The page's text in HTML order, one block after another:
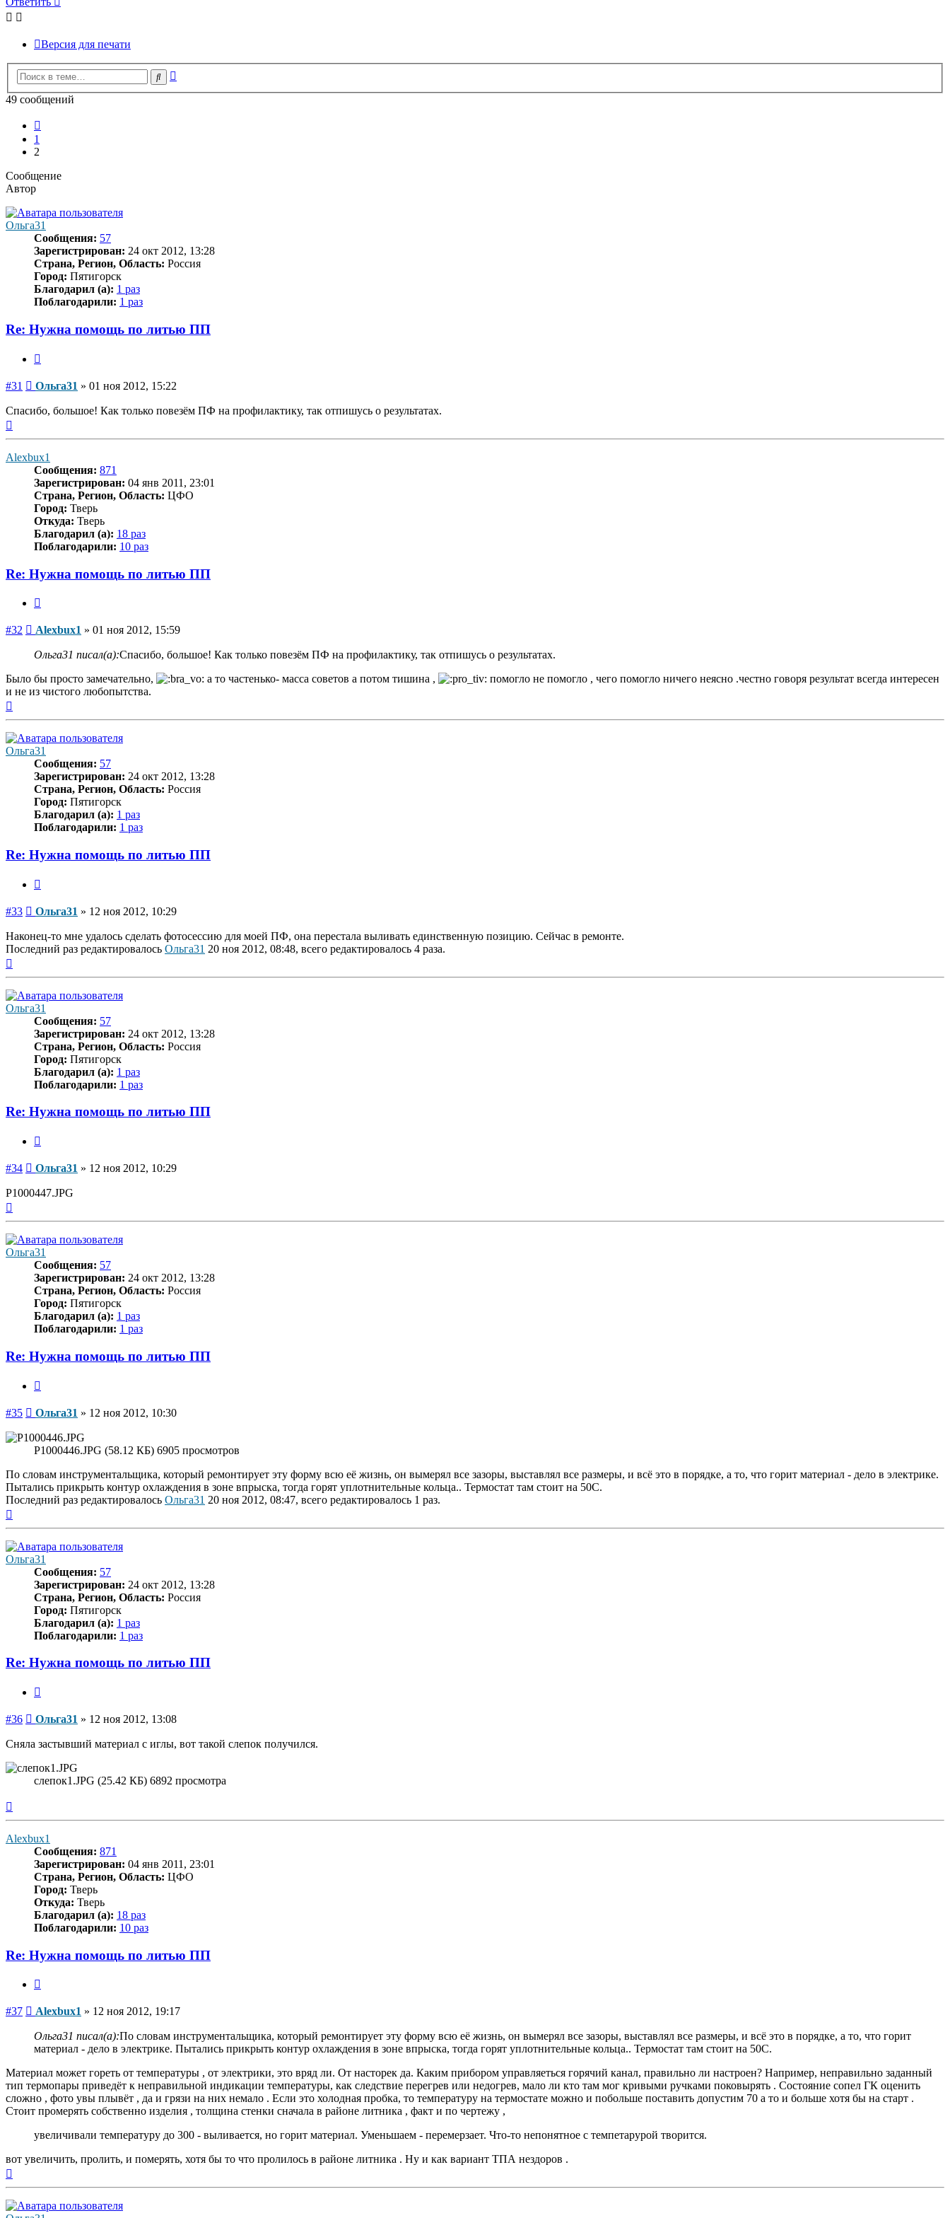
Версия для печати
Поиск
49 сообщений
1
2
Сообщение
Автор
Ольга31
Сообщения: 57
Зарегистрирован: 24 окт 2012, 13:28
Страна, Регион, Область: Россия
Город: Пятигорск
Благодарил (а): 1 раз
Поблагодарили: 1 раз
Re: Нужна помощь по литью ПП
#31 Сообщение
Ольга31 » 01 ноя 2012, 15:22
Спасибо, большое! Как только повезём ПФ на профилактику, так отпишусь о результатах.
Alexbux1
Сообщения: 871
Зарегистрирован: 04 янв 2011, 23:01
Страна, Регион, Область: ЦФО
Город: Тверь
Откуда: Тверь
Благодарил (а): 18 раз
Поблагодарили: 10 раз
Re: Нужна помощь по литью ПП
#32 Сообщение
Alexbux1 » 01 ноя 2012, 15:59
Ольга31 писал(а):Спасибо, большое! Как только повезём ПФ на профилактику, так отпишусь о результатах.
Было бы просто замечательно,
а то частенько- масса советов а потом тишина ,
помогло не помогло , чего помогло ничего неясно .честно говоря результат всегда интересен
и не из чистого любопытства.
Ольга31
Сообщения: 57
Зарегистрирован: 24 окт 2012, 13:28
Страна, Регион, Область: Россия
Город: Пятигорск
Благодарил (а): 1 раз
Поблагодарили: 1 раз
Re: Нужна помощь по литью ПП
#33 Сообщение
Ольга31 » 12 ноя 2012, 10:29
Наконец-то мне удалось сделать фотосессию для моей ПФ, она перестала выливать единственную позицию. Сейчас в ремонте.
Последний раз редактировалось Ольга31 20 ноя 2012, 08:48, всего редактировалось 4 раза.
Ольга31
Сообщения: 57
Зарегистрирован: 24 окт 2012, 13:28
Страна, Регион, Область: Россия
Город: Пятигорск
Благодарил (а): 1 раз
Поблагодарили: 1 раз
Re: Нужна помощь по литью ПП
#34 Сообщение
Ольга31 » 12 ноя 2012, 10:29
P1000447.JPG
Ольга31
Сообщения: 57
Зарегистрирован: 24 окт 2012, 13:28
Страна, Регион, Область: Россия
Город: Пятигорск
Благодарил (а): 1 раз
Поблагодарили: 1 раз
Re: Нужна помощь по литью ПП
#35 Сообщение
Ольга31 » 12 ноя 2012, 10:30
P1000446.JPG (58.12 КБ) 6905 просмотров
По словам инструментальщика, который ремонтирует эту форму всю её жизнь, он вымерял все зазоры, выставлял все размеры, и всё это в порядке, а то, что горит материал - дело в электрике.
Пытались прикрыть контур охлаждения в зоне впрыска, тогда горят уплотнительные кольца.. Термостат там стоит на 50С.
Последний раз редактировалось Ольга31 20 ноя 2012, 08:47, всего редактировалось 1 раз.
Ольга31
Сообщения: 57
Зарегистрирован: 24 окт 2012, 13:28
Страна, Регион, Область: Россия
Город: Пятигорск
Благодарил (а): 1 раз
Поблагодарили: 1 раз
Re: Нужна помощь по литью ПП
#36 Сообщение
Ольга31 » 12 ноя 2012, 13:08
Сняла застывший материал с иглы, вот такой слепок получился.
слепок1.JPG (25.42 КБ) 6892 просмотра
Alexbux1
Сообщения: 871
Зарегистрирован: 04 янв 2011, 23:01
Страна, Регион, Область: ЦФО
Город: Тверь
Откуда: Тверь
Благодарил (а): 18 раз
Поблагодарили: 10 раз
Re: Нужна помощь по литью ПП
#37 Сообщение
Alexbux1 » 12 ноя 2012, 19:17
Ольга31 писал(а):По словам инструментальщика, который ремонтирует эту форму всю её жизнь, он вымерял все зазоры, выставлял все размеры, и всё это в порядке, а то, что горит
материал - дело в электрике. Пытались прикрыть контур охлаждения в зоне впрыска, тогда горят уплотнительные кольца.. Термостат там стоит на 50С.
Материал может гореть от температуры , от электрики, это вряд ли. От насторек да. Каким прибором управляеться горячий канал, правильно ли настроен? Например, неправильно заданный
тип термопары приведёт к неправильной индикации температуры, как следствие перегрев или недогрев, мало ли кто там мог кривыми ручками поковырять . Состояние сопел ГК оценить
сложно , фото увы плывёт , да и грязи на них немало . Если это холодная пробка, то температуру на термостате можно и побольше поставить допустим 70 а то и больше хотя бы на старт .
Стоит промерять собственно изделия , толщина стенки сначала в районе литника , факт и по чертежу ,
увеличивали температуру до 300 - выливается, но горит материал. Уменьшаем - перемерзает. Что-то непонятное с темпетарурой творится.
вот увеличить, пролить, и померять, хотя бы то что пролилось в районе литника . Ну и как вариант ТПА нездоров .
к
началу